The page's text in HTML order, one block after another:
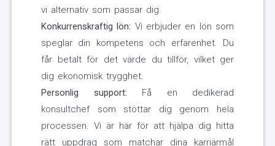
vi alternativ som passar dig.
Konkurrenskraftig lön: Vi erbjuder en lön som
speglar din kompetens och erfarenhet. Du
får betalt för det värde du tillför, vilket ger
dig ekonomisk trygghet.
Personlig support: Få en dedikerad
konsultchef som stöttar dig genom hela
processen. Vi är här för att hjälpa dig hitta
rätt uppdrag som matchar dina karriärmål